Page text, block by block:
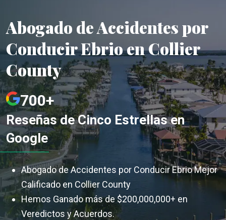
Abogado de Accidentes por
Conducir Ebrio en Collier
County
700+
Reseñas de Cinco Estrellas en
Google
Abogado de Accidentes por Conducir Ebrio Mejor
Calificado en Collier County
Hemos Ganado más de $200,000,000+ en
Veredictos y Acuerdos.